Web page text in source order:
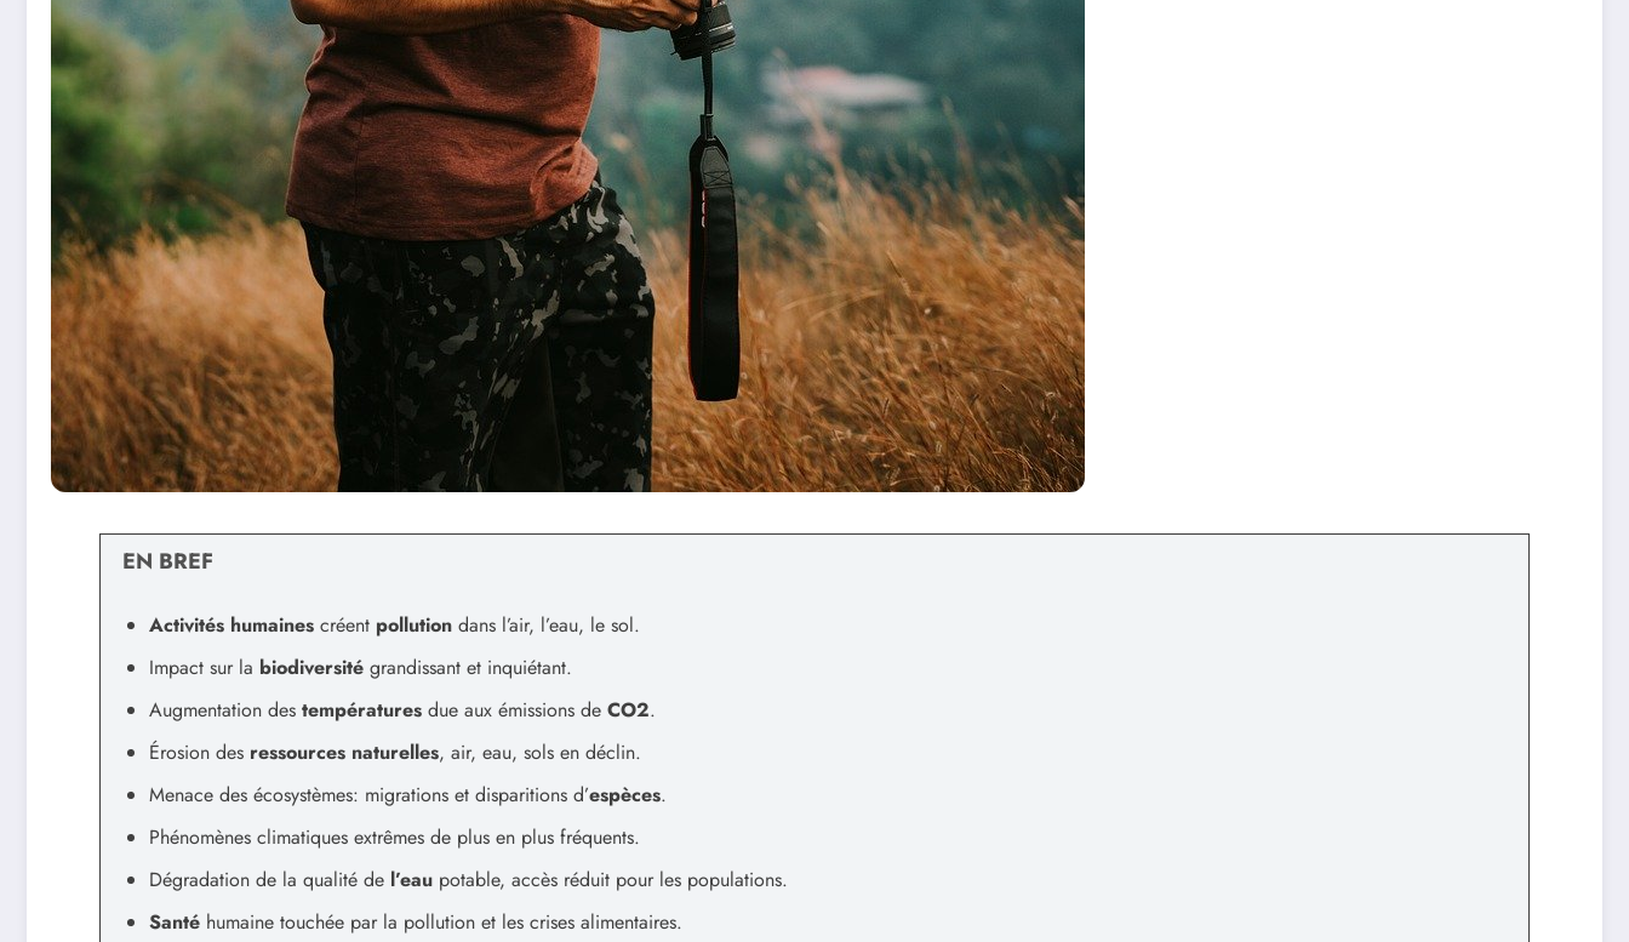
EN BREF
Activités humaines créent pollution dans l’air, l’eau, le sol.
Impact sur la biodiversité grandissant et inquiétant.
Augmentation des températures due aux émissions de CO2.
Érosion des ressources naturelles, air, eau, sols en déclin.
Menace des écosystèmes: migrations et disparitions d’espèces.
Phénomènes climatiques extrêmes de plus en plus fréquents.
Dégradation de la qualité de l’eau potable, accès réduit pour les populations.
Santé humaine touchée par la pollution et les crises alimentaires.